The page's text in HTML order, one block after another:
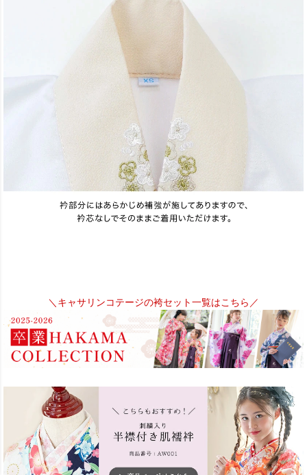
＼キャサリンコテージの袴セット一覧はこちら／